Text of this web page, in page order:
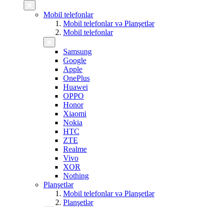
Mobil telefonlar
Mobil telefonlar və Planşetlər
Mobil telefonlar
Samsung
Google
Apple
OnePlus
Huawei
OPPO
Honor
Xiaomi
Nokia
HTC
ZTE
Realme
Vivo
XOR
Nothing
Planşetlər
Mobil telefonlar və Planşetlər
Planşetlər